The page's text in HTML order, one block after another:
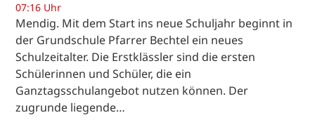
07:16 Uhr
Mendig. Mit dem Start ins neue Schuljahr beginnt in
der Grundschule Pfarrer Bechtel ein neues
Schulzeitalter. Die Erstklässler sind die ersten
Schülerinnen und Schüler, die ein
Ganztagsschulangebot nutzen können. Der
zugrunde liegende…